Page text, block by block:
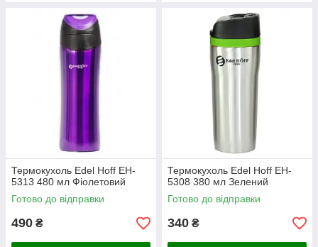
Термокухоль Edel Hoff EH-
5313 480 мл Фіолетовий
Готово до відправки
490 ₴
Термокухоль Edel Hoff EH-
5308 380 мл Зелений
Готово до відправки
340 ₴